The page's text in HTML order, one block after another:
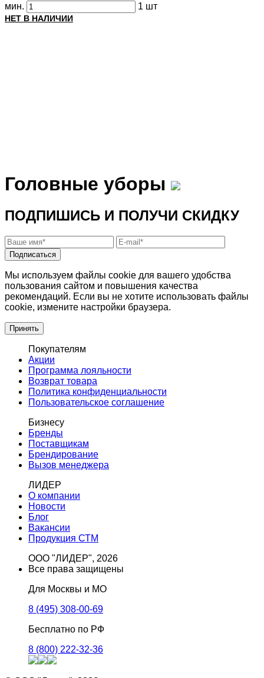
мин. 1 шт
НЕТ В НАЛИЧИИ
Головные уборы
ПОДПИШИСЬ И ПОЛУЧИ СКИДКУ
Подписаться
Мы используем файлы cookie для вашего удобства
пользования сайтом и повышения качества
рекомендаций. Если вы не хотите использовать файлы
cookie, измените настройки браузера.
Принять
Покупателям
Акции
Программа лояльности
Возврат товара
Политика конфиденциальности
Пользовательское соглашение
Бизнесу
Бренды
Поставщикам
Брендирование
Вызов менеджера
ЛИДЕР
О компании
Новости
Блог
Вакансии
Продукция СТМ
ООО "ЛИДЕР", 2026
Все права защищены
Для Москвы и МО
8 (495) 308-00-69
Бесплатно по РФ
8 (800) 222-32-36